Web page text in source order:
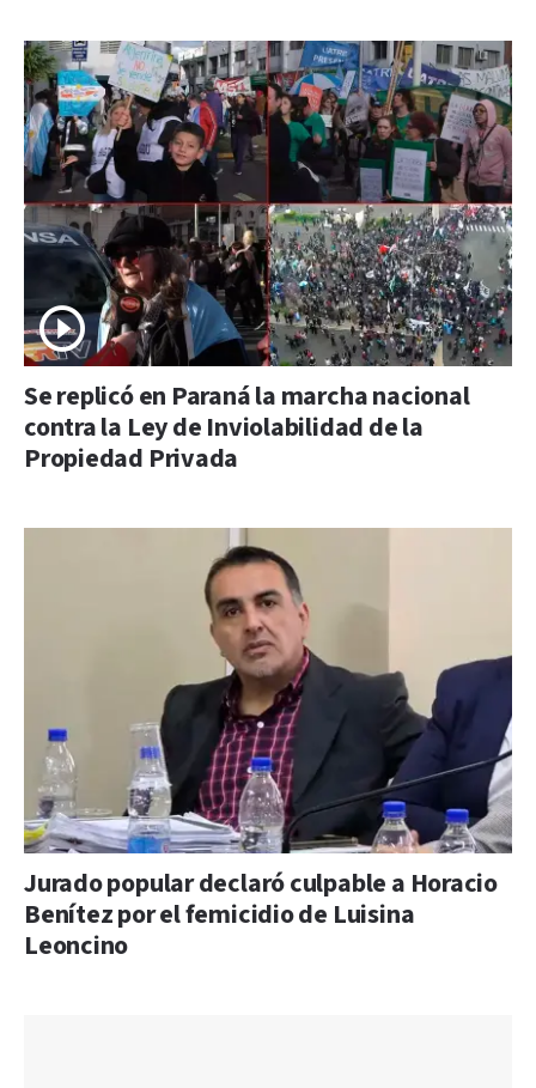
Se replicó en Paraná la marcha nacional
contra la Ley de Inviolabilidad de la
Propiedad Privada
Jurado popular declaró culpable a Horacio
Benítez por el femicidio de Luisina
Leoncino